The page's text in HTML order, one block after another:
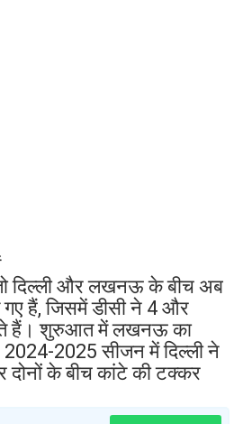
दिल्ली और लखनऊ के बीच अब
हैं, जिसमें डीसी ने 4 और
हैं। शुरुआत में लखनऊ का
2024-2025 सीजन में दिल्ली ने
दोनों के बीच कांटे की टक्कर